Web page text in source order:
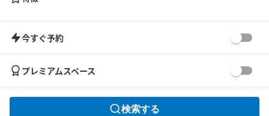
今すぐ予約
プレミアムスペース
検索する